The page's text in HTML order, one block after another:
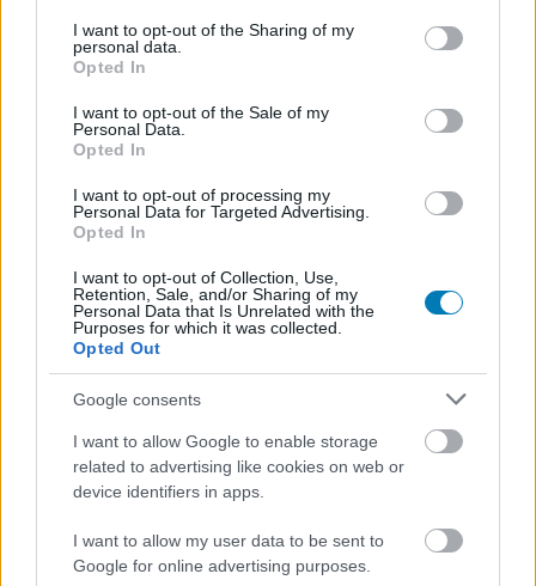
not limited to your visit or usage behaviour. You may click to
grant or deny consent to Google and its third-party tags to
use your data for below specified purposes in below Google
consent section.
I want to opt-out of the Sharing of my
personal data.
Opted In
I want to opt-out of the Sale of my
Personal Data.
Opted In
I want to opt-out of processing my
Personal Data for Targeted Advertising.
Opted In
I want to opt-out of Collection, Use,
Retention, Sale, and/or Sharing of my
Personal Data that Is Unrelated with the
Purposes for which it was collected.
Opted Out
Google consents
I want to allow Google to enable storage
related to advertising like cookies on web or
device identifiers in apps.
I want to allow my user data to be sent to
Google for online advertising purposes.
miatt került bele a filmbe
| 2022.06.30 09:18
Marvel-rajongók.